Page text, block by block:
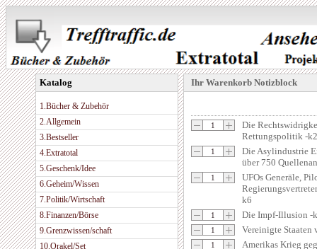
Katalog
1.Bücher & Zubehör
2.Allgemein
3.Bestseller
4.Extratotal
5.Geschenk/Idee
6.Geheim/Wissen
7.Politik/Wirtschaft
8.Finanzen/Börse
9.Grenzwissen/schaft
10.Orakel/Set
Ihr Warenkorb Notizblock
Die
Rettungspolitik -
Die Asylindustrie
über 750
UFOs Generäle,
k6
Die Impf-Illusion -
Vereinigte Staaten
Amerikas Krieg